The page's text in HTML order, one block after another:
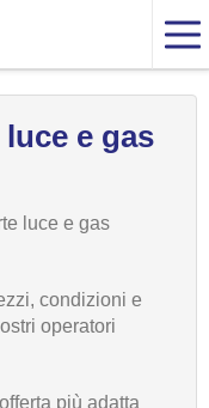
e gas
luce e gas
condizioni e
operatori
più adatta